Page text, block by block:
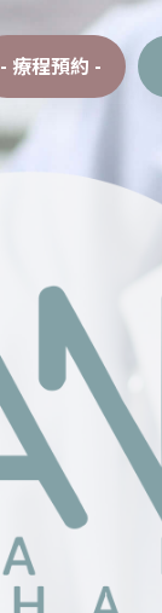
- 療程預約 -